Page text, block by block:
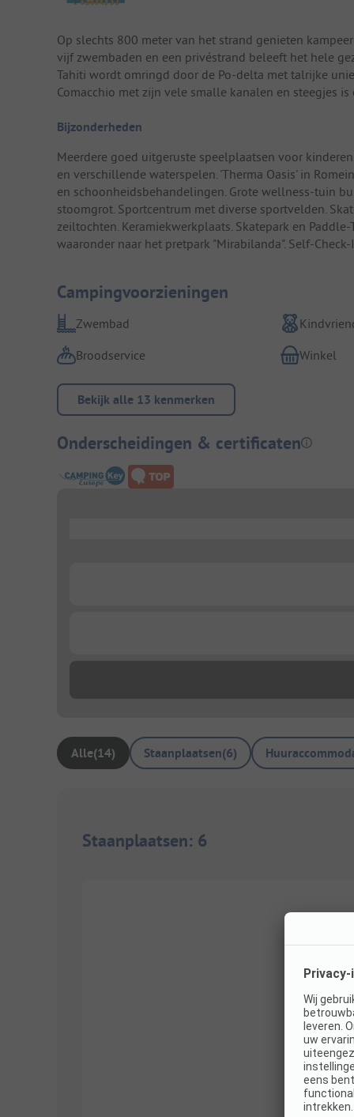
Op slechts 800 meter van het strand genieten
vijf zwembaden en een privéstrand beleeft het hele
Tahiti wordt omringd door de Po-delta met talrijke
Comacchio met zijn vele smalle kanalen en steegjes
Bijzonderheden
Meerdere goed uitgeruste speelplaatsen voor
en verschillende waterspelen. 'Therma Oasis' in
en schoonheidsbehandelingen. Grote wellness-tuin
stoomgrot. Sportcentrum met diverse sportvelden.
zeiltochten. Keramiekwerkplaats. Skatepark en
waaronder naar het pretpark "Mirabilanda". Self-Check-
Campingvoorzieningen
Zwembad
Broodservice
Winkel
Bekijk alle 13 kenmerken
Onderscheidingen & certificaten
Alle(14) Staanplaatsen(6)
Staanplaatsen: 6